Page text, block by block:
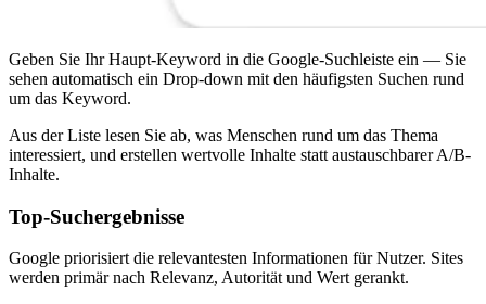
Geben Sie Ihr Haupt-Keyword in die Google-Suchleiste ein — Sie
sehen automatisch ein Drop-down mit den häufigsten Suchen rund
um das Keyword.
Aus der Liste lesen Sie ab, was Menschen rund um das Thema
interessiert, und erstellen wertvolle Inhalte statt austauschbarer A/B-
Inhalte.
Top-Suchergebnisse
Google priorisiert die relevantesten Informationen für Nutzer. Sites
werden primär nach Relevanz, Autorität und Wert gerankt.